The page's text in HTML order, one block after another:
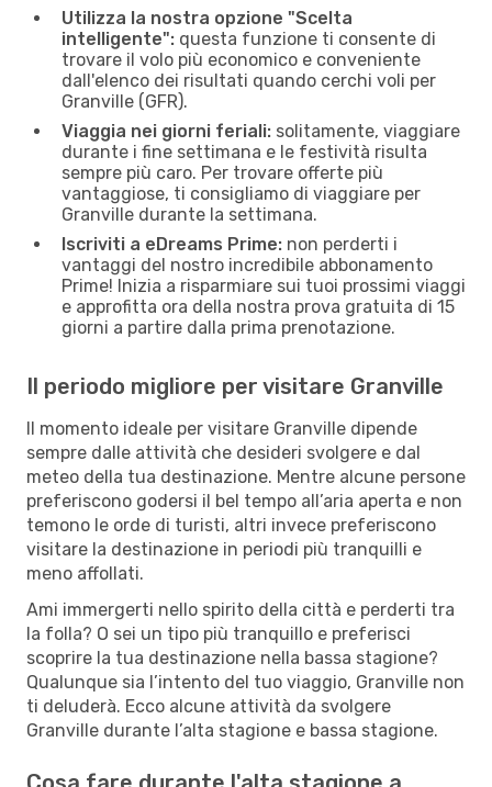
Utilizza la nostra opzione "Scelta
intelligente": questa funzione ti consente di
trovare il volo più economico e conveniente
dall'elenco dei risultati quando cerchi voli per
Granville (GFR).
Viaggia nei giorni feriali: solitamente, viaggiare
durante i fine settimana e le festività risulta
sempre più caro. Per trovare offerte più
vantaggiose, ti consigliamo di viaggiare per
Granville durante la settimana.
Iscriviti a eDreams Prime: non perderti i
vantaggi del nostro incredibile abbonamento
Prime! Inizia a risparmiare sui tuoi prossimi viaggi
e approfitta ora della nostra prova gratuita di 15
giorni a partire dalla prima prenotazione.
Il periodo migliore per visitare Granville
Il momento ideale per visitare Granville dipende
sempre dalle attività che desideri svolgere e dal
meteo della tua destinazione. Mentre alcune persone
preferiscono godersi il bel tempo all’aria aperta e non
temono le orde di turisti, altri invece preferiscono
visitare la destinazione in periodi più tranquilli e
meno affollati.
Ami immergerti nello spirito della città e perderti tra
la folla? O sei un tipo più tranquillo e preferisci
scoprire la tua destinazione nella bassa stagione?
Qualunque sia l’intento del tuo viaggio, Granville non
ti deluderà. Ecco alcune attività da svolgere
Granville durante l’alta stagione e bassa stagione.